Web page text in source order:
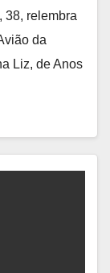
38, relembra
da
Liz, de Anos